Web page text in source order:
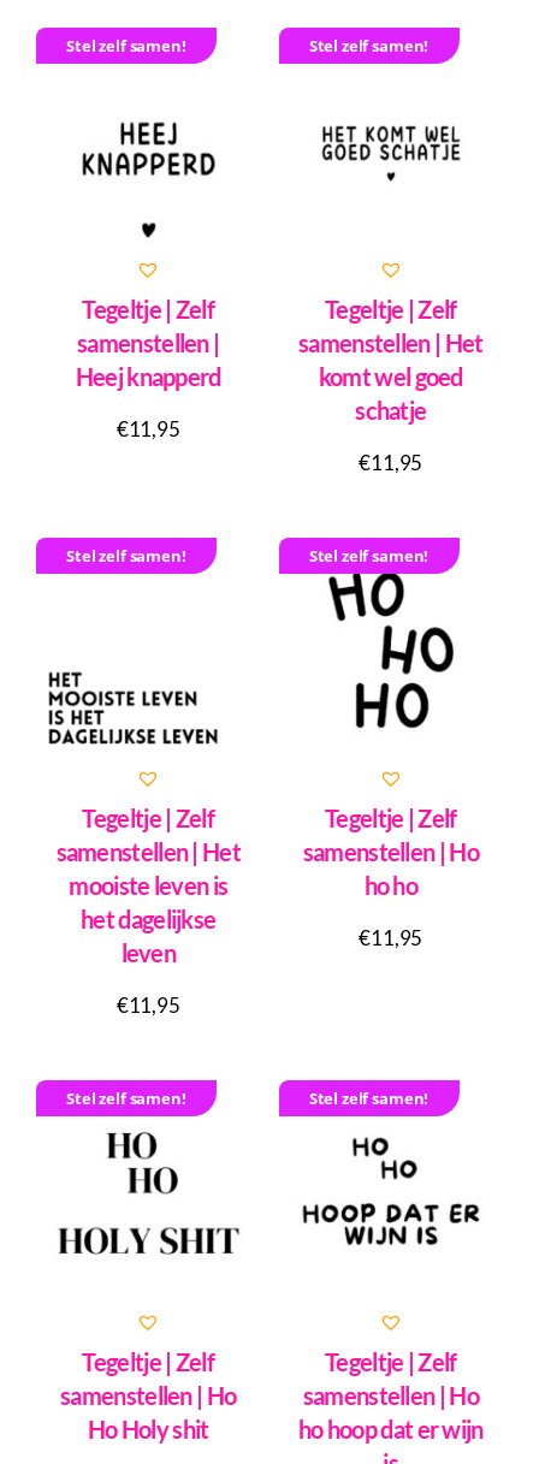
Stel zelf samen!
Tegeltje | Zelf
samenstellen |
Heej knapperd
€11,95
Stel zelf samen!
Tegeltje | Zelf
samenstellen | Het
komt wel goed
schatje
€11,95
Stel zelf samen!
Tegeltje | Zelf
samenstellen | Het
mooiste leven is
het dagelijkse
leven
€11,95
Stel zelf samen!
Tegeltje | Zelf
samenstellen | Ho
ho ho
€11,95
Stel zelf samen!
Tegeltje | Zelf
samenstellen | Ho
Ho Holy shit
Stel zelf samen!
Tegeltje | Zelf
samenstellen | Ho
ho hoop dat er wijn